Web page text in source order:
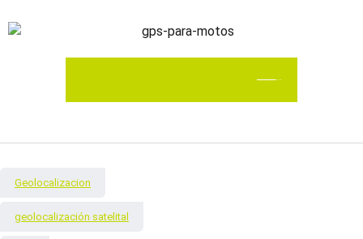
Geolocalizacion
geolocalización satelital